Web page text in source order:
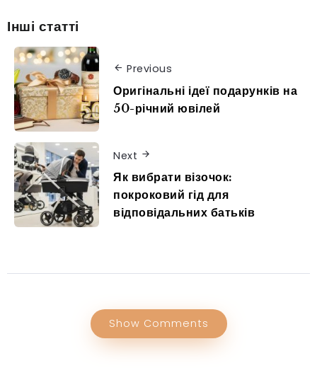
Інші статті
Previous
Оригінальні ідеї подарунків на
50-річний ювілей
Next
Як вибрати візочок:
покроковий гід для
відповідальних батьків
Show Comments